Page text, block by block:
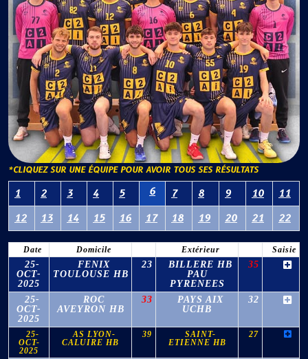
*CLIQUEZ SUR UNE ÉQUIPE POUR AVOIR TOUS SES RÉSULTATS
1 2 3 4 5 6 7 8 9 10
11
12
13 14 15 16 17 18 19 20 21 22
Date Domicile Extérieur Saisie
25-
OCT-
2025
FENIX
TOULOUSE HB
23
BILLERE HB
PAU
PYRENEES
35
25-
OCT-
2025
ROC
AVEYRON HB
33
PAYS AIX
UCHB
32
25-
OCT-
2025
AS LYON-
CALUIRE HB
39
SAINT-
ETIENNE HB
27